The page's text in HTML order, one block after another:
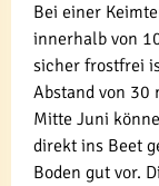
Bei einer
innerhalb von
sicher frostfrei
Abstand von 30
Mitte Juni
direkt ins Beet
Boden gut vor.